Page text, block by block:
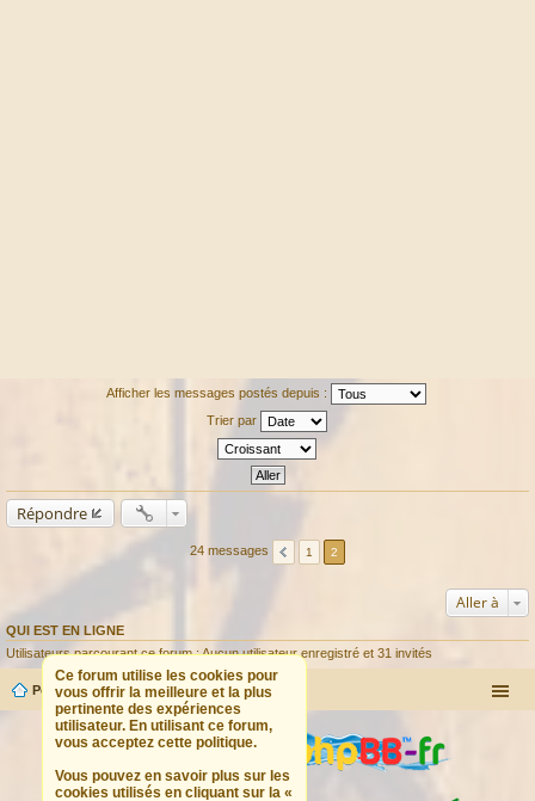
Afficher les messages postés depuis :
Trier par
Répondre
24 messages 1 2
Aller à
QUI EST EN LIGNE
Utilisateurs parcourant ce forum : Aucun utilisateur enregistré et 31 invités
Ce forum utilise les cookies pour
vous offrir la meilleure et la plus
pertinente des expériences
utilisateur. En utilisant ce forum,
vous acceptez cette politique.
Vous pouvez en savoir plus sur les
cookies utilisés en cliquant sur la «
Portail Forum